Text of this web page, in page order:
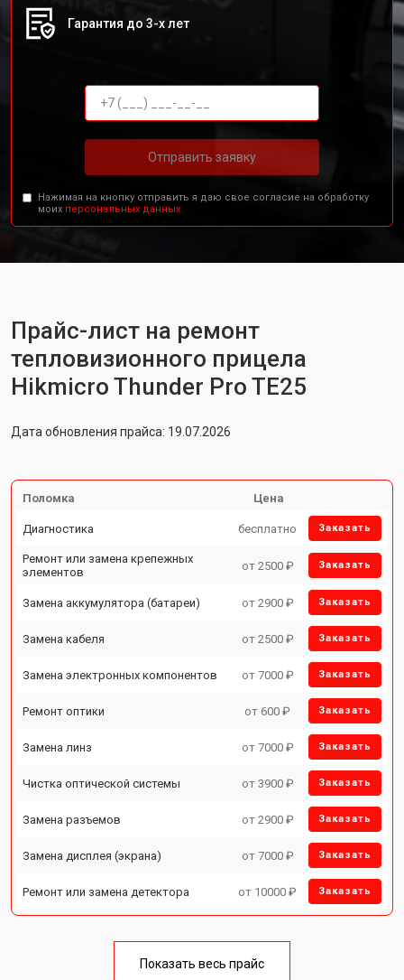
Гарантия до 3-х лет
Отправить заявку
Нажимая на кнопку отправить я даю свое согласие на обработку
моих персональных данных.
Прайс-лист на ремонт
тепловизионного прицела
Hikmicro Thunder Pro TE25
Дата обновления прайса: 19.07.2026
Поломка Цена
Диагностика бесплатно Заказать
Ремонт или замена крепежных
элементов
от 2500 ₽ Заказать
Замена аккумулятора (батареи) от 2900 ₽ Заказать
Замена кабеля от 2500 ₽ Заказать
Замена электронных компонентов от 7000 ₽ Заказать
Ремонт оптики от 600 ₽ Заказать
Замена линз от 7000 ₽ Заказать
Чистка оптической системы от 3900 ₽ Заказать
Замена разъемов от 2900 ₽ Заказать
Замена дисплея (экрана) от 7000 ₽ Заказать
Ремонт или замена детектора от 10000 ₽ Заказать
Показать весь прайс